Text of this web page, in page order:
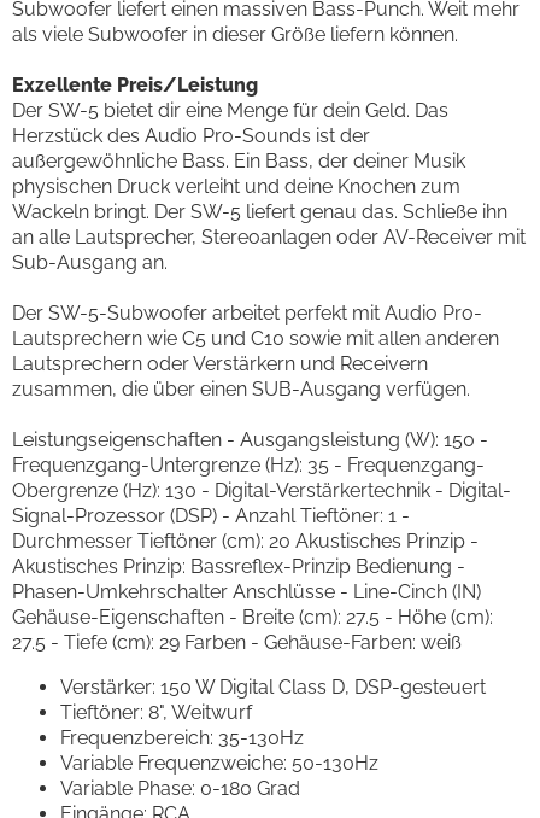
Subwoofer liefert einen massiven Bass-Punch. Weit mehr
als viele Subwoofer in dieser Größe liefern können.
Exzellente Preis/Leistung
Der SW-5 bietet dir eine Menge für dein Geld. Das
Herzstück des Audio Pro-Sounds ist der
außergewöhnliche Bass. Ein Bass, der deiner Musik
physischen Druck verleiht und deine Knochen zum
Wackeln bringt. Der SW-5 liefert genau das. Schließe ihn
an alle Lautsprecher, Stereoanlagen oder AV-Receiver mit
Sub-Ausgang an.
Der SW-5-Subwoofer arbeitet perfekt mit Audio Pro-
Lautsprechern wie C5 und C10 sowie mit allen anderen
Lautsprechern oder Verstärkern und Receivern
zusammen, die über einen SUB-Ausgang verfügen.
Leistungseigenschaften - Ausgangsleistung (W): 150 -
Frequenzgang-Untergrenze (Hz): 35 - Frequenzgang-
Obergrenze (Hz): 130 - Digital-Verstärkertechnik - Digital-
Signal-Prozessor (DSP) - Anzahl Tieftöner: 1 -
Durchmesser Tieftöner (cm): 20 Akustisches Prinzip -
Akustisches Prinzip: Bassreflex-Prinzip Bedienung -
Phasen-Umkehrschalter Anschlüsse - Line-Cinch (IN)
Gehäuse-Eigenschaften - Breite (cm): 27.5 - Höhe (cm):
27.5 - Tiefe (cm): 29 Farben - Gehäuse-Farben: weiß
Verstärker: 150 W Digital Class D, DSP-gesteuert
Tieftöner: 8", Weitwurf
Frequenzbereich: 35-130Hz
Variable Frequenzweiche: 50-130Hz
Variable Phase: 0-180 Grad